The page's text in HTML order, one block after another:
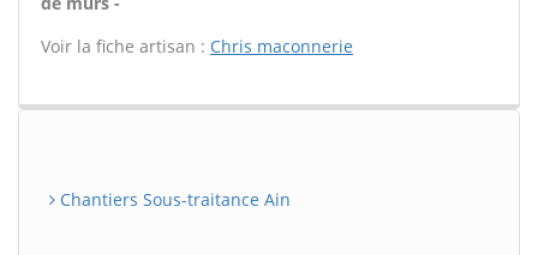
Voir la fiche artisan : Chris maconnerie
Chantiers Sous-traitance Ain